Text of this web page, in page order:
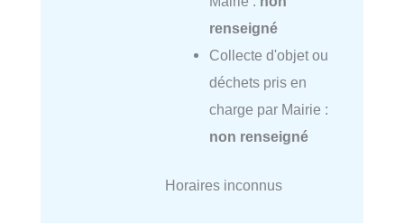
renseigné
Collecte d'objet ou
déchets pris en
charge par Mairie :
non renseigné
Horaires inconnus